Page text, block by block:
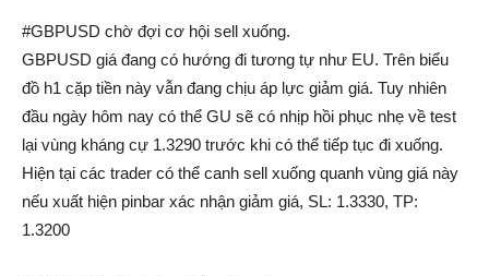
#GBPUSD chờ đợi cơ hội sell xuống.
GBPUSD giá đang có hướng đi tương tự như EU. Trên biểu
đồ h1 cặp tiền này vẫn đang chịu áp lực giảm giá. Tuy nhiên
đầu ngày hôm nay có thể GU sẽ có nhịp hồi phục nhẹ về test
lại vùng kháng cự 1.3290 trước khi có thể tiếp tục đi xuống.
Hiện tại các trader có thể canh sell xuống quanh vùng giá này
nếu xuất hiện pinbar xác nhận giảm giá, SL: 1.3330, TP:
1.3200